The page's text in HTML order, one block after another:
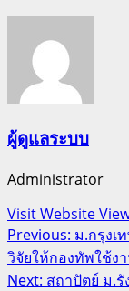
ผู้ดูแลระบบ
Administrator
Visit Website
Post
navigation
Previous: ม.กรุงเ
วิจัยให้กองทัพใช้ง
Next: สถาปัตย์ ม.